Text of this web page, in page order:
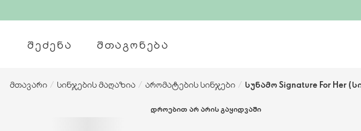
ᲨᲔᲫᲔᲜᲐ ᲨᲗᲐᲒᲝᲜᲔᲑᲐ
მთავარი / სინჯების მაღაზია / არომატების სინჯები / სუნამო Signature For Her
ᲓᲠᲝᲔᲑᲘᲗ ᲐᲠ ᲐᲠᲘᲡ ᲒᲐᲧᲘᲓᲕᲐᲨᲘ